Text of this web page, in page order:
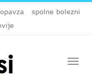
spolne bolezni